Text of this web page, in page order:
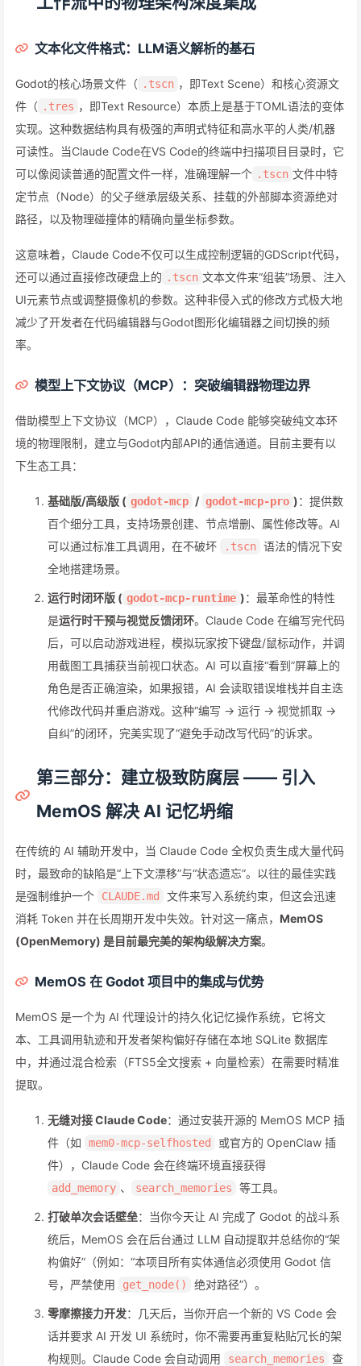
文本化文件格式：LLM语义解析的基石
Godot的核心场景文件（ .tscn ，即Text Scene）和核心资源文
件（ .tres ，即Text Resource）本质上是基于TOML语法的变体
实现。这种数据结构具有极强的声明式特征和高水平的人类/机器
可读性。当Claude Code在VS Code的终端中扫描项目目录时，它
可以像阅读普通的配置文件一样，准确理解一个 .tscn 文件中特
定节点（Node）的父子继承层级关系、挂载的外部脚本资源绝对
路径，以及物理碰撞体的精确向量坐标参数。
这意味着，Claude Code不仅可以生成控制逻辑的GDScript代码，
还可以通过直接修改硬盘上的 .tscn 文本文件来“组装”场景、注入
UI元素节点或调整摄像机的参数。这种非侵入式的修改方式极大地
减少了开发者在代码编辑器与Godot图形化编辑器之间切换的频
率。
模型上下文协议（MCP）：突破编辑器物理边界
借助模型上下文协议（MCP），Claude Code 能够突破纯文本环
境的物理限制，建立与Godot内部API的通信通道。目前主要有以
下生态工具：
基础版/高级版 ( godot-mcp / godot-mcp-pro )：提供数
百个细分工具，支持场景创建、节点增删、属性修改等。AI
可以通过标准工具调用，在不破坏
.tscn 语法的情况下安
全地搭建场景。
运行时闭环版 ( godot-mcp-runtime )：最革命性的特性
是运行时干预与视觉反馈闭环。Claude Code 在编写完代码
后，可以启动游戏进程，模拟玩家按下键盘/鼠标动作，并调
用截图工具捕获当前视口状态。AI 可以直接“看到”屏幕上的
角色是否正确渲染，如果报错，AI 会读取错误堆栈并自主迭
代修改代码并重启游戏。这种“编写 -> 运行 -> 视觉抓取 ->
自纠”的闭环，完美实现了“避免手动改写代码”的诉求。
第三部分：建立极致防腐层 —— 引入
MemOS 解决 AI 记忆坍缩
在传统的 AI 辅助开发中，当 Claude Code 全权负责生成大量代码
时，最致命的缺陷是“上下文漂移”与“状态遗忘”。以往的最佳实践
是强制维护一个
CLAUDE.md
文件来写入系统约束，但这会迅速
消耗 Token 并在长周期开发中失效。针对这一痛点， MemOS
(OpenMemory) 是目前最完美的架构级解决方案。
MemOS 在 Godot 项目中的集成与优势
MemOS 是一个为 AI 代理设计的持久化记忆操作系统，它将文
本、工具调用轨迹和开发者架构偏好存储在本地 SQLite 数据库
中，并通过混合检索（FTS5全文搜索 + 向量检索）在需要时精准
提取。
无缝对接 Claude Code：通过安装开源的 MemOS MCP 插
件（如
mem0-mcp-selfhosted
或官方的 OpenClaw 插
件），Claude Code 会在终端环境直接获得
add_memory 、 search_memories 等工具。
打破单次会话壁垒：当你今天让 AI 完成了 Godot 的战斗系
统后，MemOS 会在后台通过 LLM 自动提取并总结你的“架
构偏好”（例如：“本项目所有实体通信必须使用 Godot 信
号，严禁使用
get_node() 绝对路径”）。
零摩擦接力开发：几天后，当你开启一个新的 VS Code 会
话并要求 AI 开发 UI 系统时，你不需要再重复粘贴冗长的架
构规则。Claude Code 会自动调用
search_memories
查